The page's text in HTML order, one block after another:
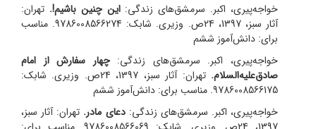
خواجه‌پیری، اکبر. سرمشق‌های زندگی:این چنین باشیم!. تهران:
آثار سبز، 1397، 24ص. وزیری. شابک: 9786008566274. مناسب
برای: دانش‌آموز ششم
خواجه‌پیری، اکبر. سرمشق‌های زندگی:چهار سفارش از امام
صادق‌علیه‌السلام.
تهران: آثار سبز، 1397، 24ص. وزیری. شابک:
9786008566175. مناسب برای: دانش‌آموز ششم
خواجه‌پیری، اکبر. سرمشق‌های زندگی:دعای مادر. تهران: آثار سبز،